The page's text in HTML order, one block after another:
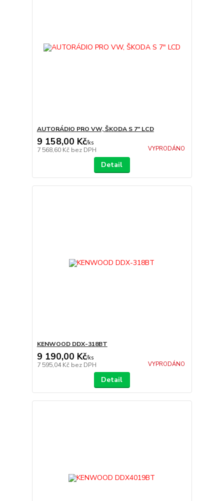
AUTORÁDIO PRO VW, ŠKODA S 7" LCD
9 158,00 Kč/ks
7 568,60 Kč bez DPH VYPRODÁNO
Detail
KENWOOD DDX-318BT
9 190,00 Kč/ks
7 595,04 Kč bez DPH VYPRODÁNO
Detail